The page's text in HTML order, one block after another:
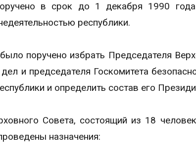
в срок до 1 декабря 1990 года
республики.
поручено избрать Председателя
и председателя Госкомитета
и определить состав его
Совета, состоящий из 18
назначения: